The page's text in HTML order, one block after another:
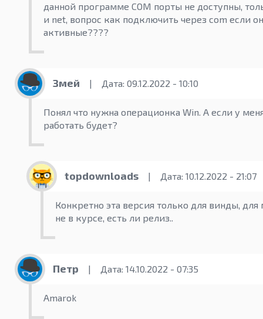
данной программе COM порты не доступны,
и net, вопрос как подключить через com если
активные????
Змей | Дата: 09.12.2022 - 10:10
Понял что нужна операционка Win. А если у
работать будет?
topdownloads | Дата: 10.12.2022 - 21:07
Конкретно эта версия только для винды, для
не в курсе, есть ли релиз..
Петр | Дата: 14.10.2022 - 07:35
Amarok